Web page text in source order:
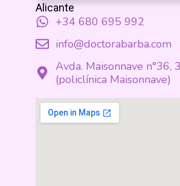
Alicante
+34 680 695 992
info@doctorabarba.com
Avda. Maisonnave n°36,
(policlínica Maisonnave)